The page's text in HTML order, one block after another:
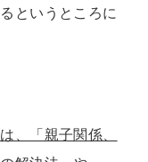
というところに
、「親子関係、